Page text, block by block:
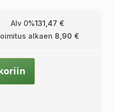
Alv 0%131,47 €
alkaen 8,90 €